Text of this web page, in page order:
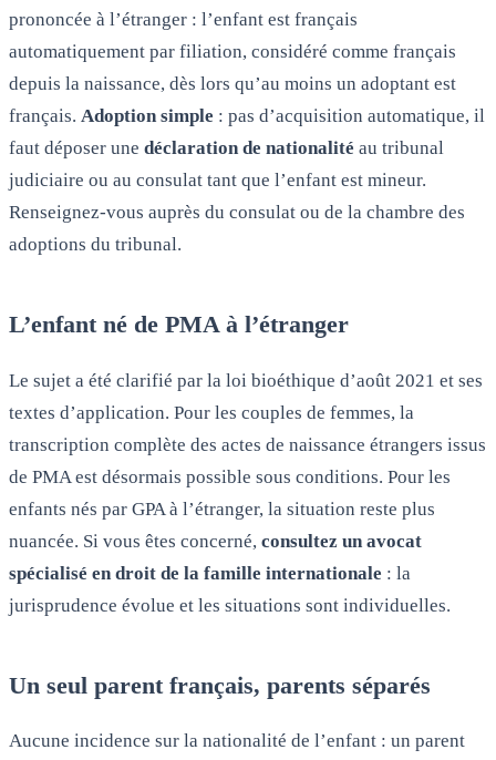
prononcée à l’étranger : l’enfant est français
automatiquement par filiation, considéré comme français
depuis la naissance, dès lors qu’au moins un adoptant est
français. Adoption simple : pas d’acquisition automatique, il
faut déposer une déclaration de nationalité au tribunal
judiciaire ou au consulat tant que l’enfant est mineur.
Renseignez-vous auprès du consulat ou de la chambre des
adoptions du tribunal.
L’enfant né de PMA à l’étranger
Le sujet a été clarifié par la loi bioéthique d’août 2021 et ses
textes d’application. Pour les couples de femmes, la
transcription complète des actes de naissance étrangers issus
de PMA est désormais possible sous conditions. Pour les
enfants nés par GPA à l’étranger, la situation reste plus
nuancée. Si vous êtes concerné, consultez un avocat
spécialisé en droit de la famille internationale : la
jurisprudence évolue et les situations sont individuelles.
Un seul parent français, parents séparés
Aucune incidence sur la nationalité de l’enfant : un parent